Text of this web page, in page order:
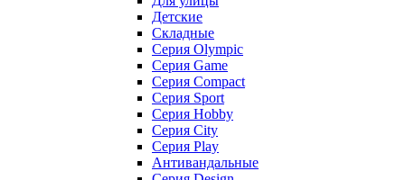
Детские
Складные
Серия Olympic
Серия Game
Серия Compact
Серия Sport
Серия Hobby
Серия City
Серия Play
Антивандальные